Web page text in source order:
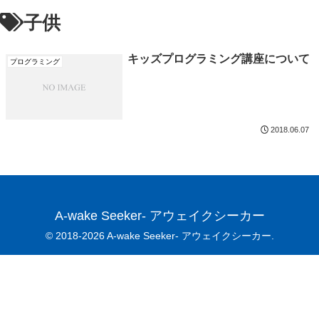
子供
プログラミング キッズプログラミング講座について
2018.06.07
A-wake Seeker- アウェイクシーカー
© 2018-2026 A-wake Seeker- アウェイクシーカー.